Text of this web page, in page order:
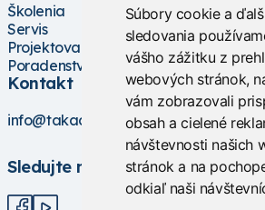
Súbory cookie a
sledovania
vášho zážitku z
webových stránok,
vám zobrazovali
obsah a cielené
návštevnosti našich
stránok a na
odkiaľ naši
Školenia
Servis
Projektovanie
Poradenstvo
Kontakt
info@takacs.sk
Sledujte nás